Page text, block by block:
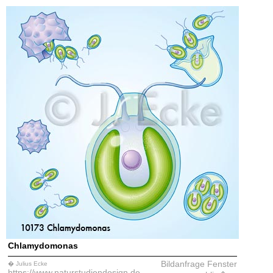
Chlamydomonas
� Julius Ecke Bildanfrage Fenster